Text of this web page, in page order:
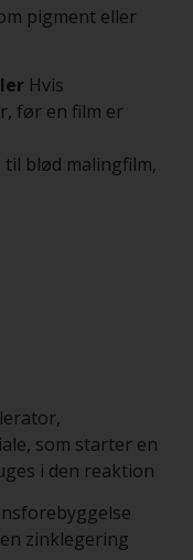
pigment eller
Hvis
før en film er
blød malingfilm,
som starter en
i den reaktion
zinklegering